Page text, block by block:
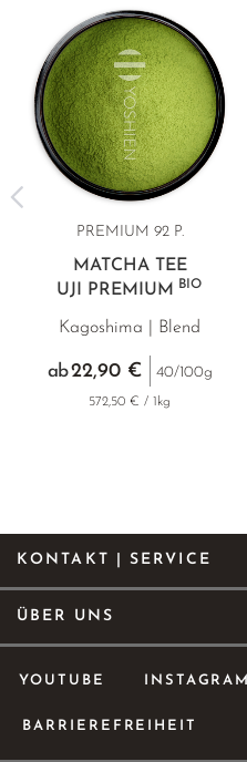
PREMIUM 92 P.
MATCHA TEE
UJI PREMIUM
BIO
Kagoshima | Blend
ab 22,90 € 40/100g
572,50 € / 1kg
KONTAKT | SERVICE
ÜBER UNS
YOUTUBE INSTAGRAM
BARRIEREFREIHEIT